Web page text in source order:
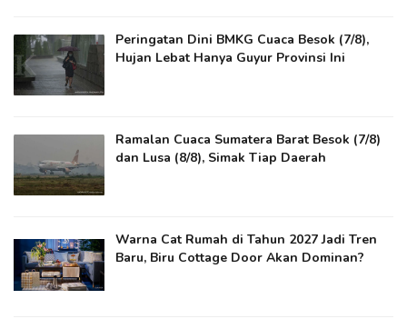
Peringatan Dini BMKG Cuaca Besok (7/8),
Hujan Lebat Hanya Guyur Provinsi Ini
Ramalan Cuaca Sumatera Barat Besok (7/8)
dan Lusa (8/8), Simak Tiap Daerah
Warna Cat Rumah di Tahun 2027 Jadi Tren
Baru, Biru Cottage Door Akan Dominan?